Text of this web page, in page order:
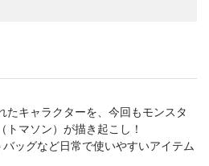
たキャラクターを、今回もモンスタ
マソン）が描き起こし！
ッグなど日常で使いやすいアイテム